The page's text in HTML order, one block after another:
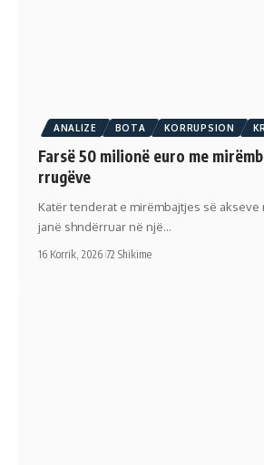
ANALIZE BOTA KORRUPSION
Farsë 50 milionë euro me
rrugëve
Katër tenderat e mirëmbajtjes së
janë shndërruar në një…
16 Korrik, 2026 72 Shikime